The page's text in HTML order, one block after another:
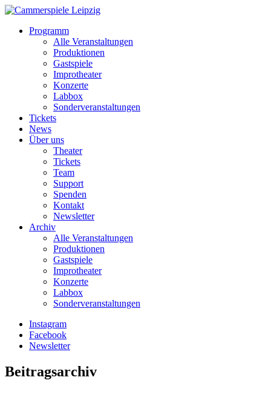
Programm
Alle Veranstaltungen
Produktionen
Gastspiele
Improtheater
Konzerte
Labbox
Sonderveranstaltungen
Tickets
News
Über uns
Theater
Tickets
Team
Support
Spenden
Kontakt
Newsletter
Archiv
Alle Veranstaltungen
Produktionen
Gastspiele
Improtheater
Konzerte
Labbox
Sonderveranstaltungen
Instagram
Facebook
Newsletter
Beitragsarchiv